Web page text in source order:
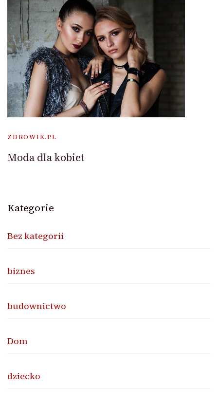
ZDROWIE.PL
Moda dla kobiet
Kategorie
Bez kategorii
biznes
budownictwo
Dom
dziecko